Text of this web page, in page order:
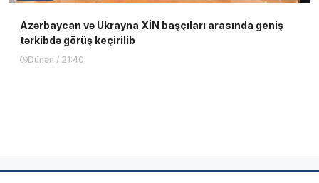
Azərbaycan və Ukrayna XİN başçıları arasında geniş
tərkibdə görüş keçirilib
Dünən / 21:40